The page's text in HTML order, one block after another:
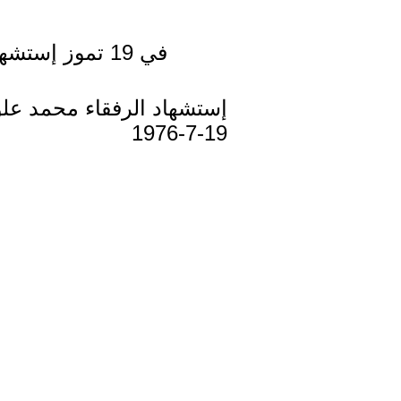
في 19 تموز إستشهد الرفقاء محمد علوه،جورج حجار،خليل المدور وحسين الرشعيني
إستشهاد الرفقاء محمد
19-7-1976